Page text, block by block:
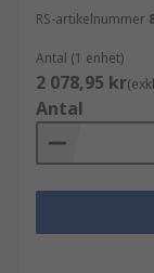
RS-artikelnummer
Antal (1 enhet)
2 078,95 kr
Antal